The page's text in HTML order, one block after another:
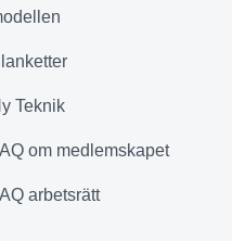
Teknik
om medlemskapet
arbetsrätt